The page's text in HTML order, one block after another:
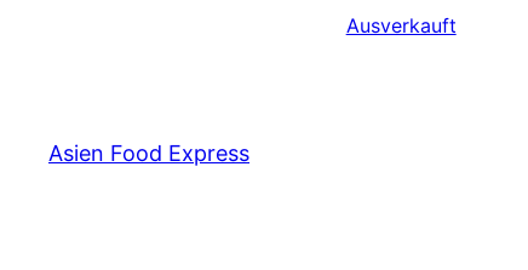
Ausverkauft
Asien Food Express